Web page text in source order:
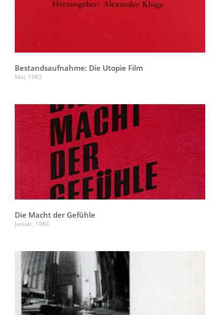
Bestandsaufnahme: Die Utopie Film
Mai, 1983
Die Macht der Gefühle
Januar, 1984